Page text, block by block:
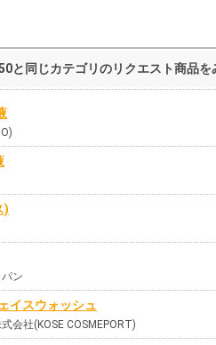
と同じカテゴリのリクエスト商品を
)
ン
イスウォッシュ
会社(KOSE COSMEPORT)